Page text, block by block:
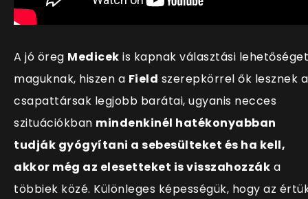
A jó öreg Medicek is kapnak választási lehetőséget
maguknak, hiszen a Field szerepkörrel ők lesznek a
csapattársak legjobb barátai, ugyanis necces
szituációkban mindenkinél hatékonyabban
tudják gyógyítani a sebesülteket és ha kell,
akkor még az elesetteket is visszahozzák a
többiek közé. Különleges képességük, hogy az